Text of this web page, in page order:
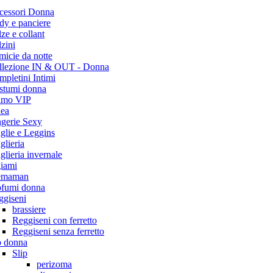
Donna
e panciere
e collant
da notte
IN & OUT - Donna
Intimi
donna
VIP
Sexy
e Leggins
invernale
donna
brassiere
Reggiseni con ferretto
Reggiseni senza ferretto
donna
Slip
perizoma